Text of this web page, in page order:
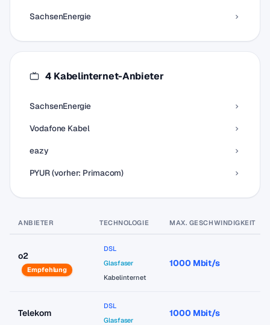
SachsenEnergie
4 Kabelinternet-Anbieter
SachsenEnergie
Vodafone Kabel
eazy
PYUR (vorher: Primacom)
ANBIETER TECHNOLOGIE MAX. GESCHWINDIGKEIT
o2
Empfehlung
DSL
Glasfaser
Kabelinternet
1000 Mbit/s
Telekom
DSL
Glasfaser
1000 Mbit/s